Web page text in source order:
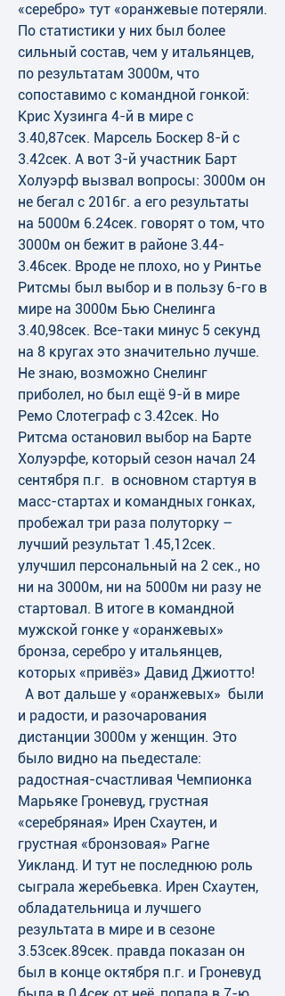
«серебро» тут «оранжевые потеряли.
По статистики у них был более
сильный состав, чем у итальянцев,
по результатам 3000м, что
сопоставимо с командной гонкой:
Крис Хузинга 4-й в мире с
3.40,87сек. Марсель Боскер 8-й с
3.42сек. А вот 3-й участник Барт
Холуэрф вызвал вопросы: 3000м он
не бегал с 2016г. а его результаты
на 5000м 6.24сек. говорят о том, что
3000м он бежит в районе 3.44-
3.46сек. Вроде не плохо, но у Ринтье
Ритсмы был выбор и в пользу 6-го в
мире на 3000м Бью Снелинга
3.40,98сек. Все-таки минус 5 секунд
на 8 кругах это значительно лучше.
Не знаю, возможно Снелинг
приболел, но был ещё 9-й в мире
Ремо Слотеграф с 3.42сек. Но
Ритсма остановил выбор на Барте
Холуэрфе, который сезон начал 24
сентября п.г.  в основном стартуя в
масс-стартах и командных гонках,
пробежал три раза полуторку –
лучший результат 1.45,12сек.
улучшил персональный на 2 сек., но
ни на 3000м, ни на 5000м ни разу не
стартовал. В итоге в командной
мужской гонке у «оранжевых»
бронза, серебро у итальянцев,
которых «привёз» Давид Джиотто!
и радости, и разочарования
дистанции 3000м у женщин. Это
было видно на пьедестале:
радостная-счастливая Чемпионка
Марьяке Гроневуд, грустная
«серебряная» Ирен Схаутен, и
грустная «бронзовая» Рагне
Уикланд. И тут не последнюю роль
сыграла жеребьевка. Ирен Схаутен,
обладательница и лучшего
результата в мире и в сезоне
3.53сек.89сек. правда показан он
был в конце октября п.г. и Гроневуд